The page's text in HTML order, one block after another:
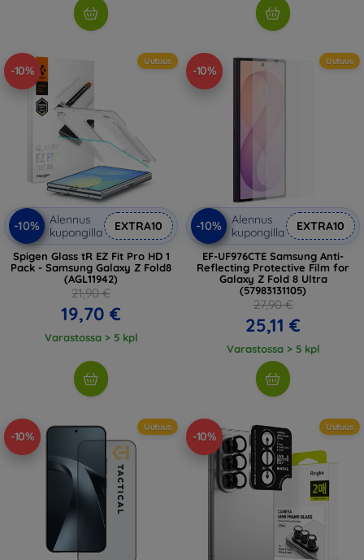
-10%
Uutuus
-10%
Alennus
kupongilla
EXTRA10
Spigen Glass tR EZ Fit Pro HD 1
Pack - Samsung Galaxy Z Fold8
(AGL11942)
21,90 €
19,70 €
Varastossa > 5 kpl
-10%
Uutuus
-10%
Alennus
kupongilla
EXTRA10
EF-UF976CTE Samsung Anti-
Reflecting Protective Film for
Galaxy Z Fold 8 Ultra
(57983131105)
27,90 €
25,11 €
Varastossa > 5 kpl
-10%
Uutuus
-10%
Uutuus